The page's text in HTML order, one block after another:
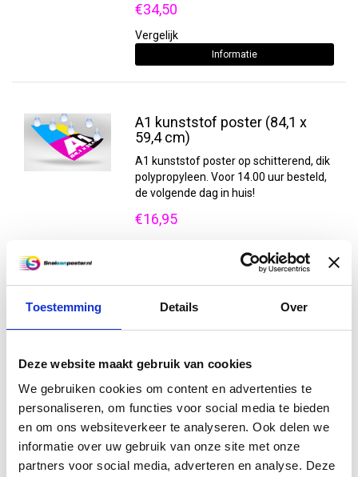
Toestemming Details Over
Deze website maakt gebruik van cookies
We gebruiken cookies om content en advertenties te
personaliseren, om functies voor social media te bieden
en om ons websiteverkeer te analyseren. Ook delen we
informatie over uw gebruik van onze site met onze
partners voor social media, adverteren en analyse. Deze
€34,50
Vergelijk
Informatie
A1 kunststof poster (84,1 x
59,4 cm)
A1 kunststof poster op schitterend, dik
polypropyleen. Voor 14.00 uur besteld,
de volgende dag in huis!
€16,95
Informatie
A2 kunststof poster (59,4 x 42
A2 kunststof poster op schitterend, dik
polypropyleen. Voor 14.00 uur besteld,
de volgende dag in huis!
€10,50
Vergelijk